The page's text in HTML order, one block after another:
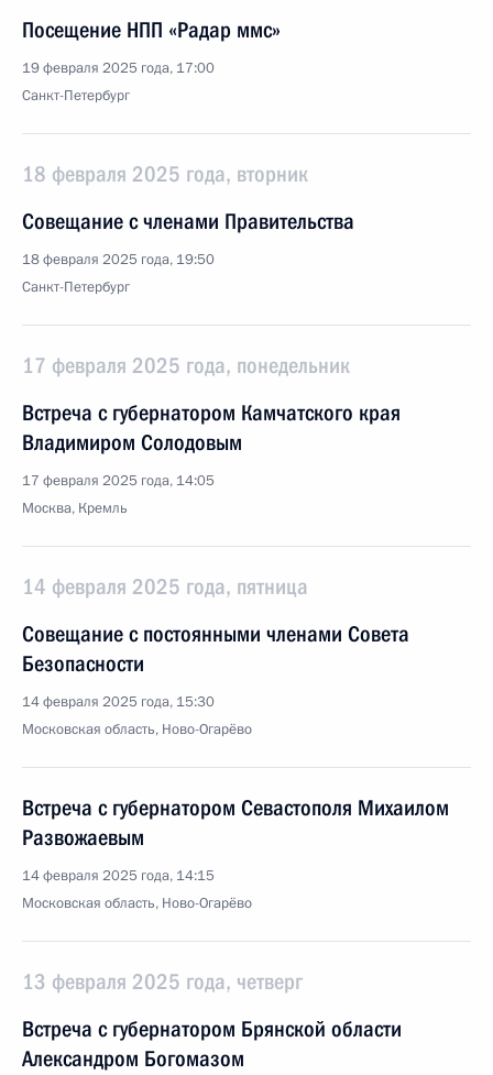
Посещение НПП «Радар ммс»
19 февраля 2025 года, 17:00
Санкт-Петербург
18 февраля 2025 года, вторник
Совещание с членами Правительства
18 февраля 2025 года, 19:50
Санкт-Петербург
17 февраля 2025 года, понедельник
Встреча с губернатором Камчатского края
Владимиром Солодовым
17 февраля 2025 года, 14:05
Москва, Кремль
14 февраля 2025 года, пятница
Совещание с постоянными членами Совета
Безопасности
14 февраля 2025 года, 15:30
Московская область, Ново-Огарёво
Встреча с губернатором Севастополя Михаилом
Развожаевым
14 февраля 2025 года, 14:15
Московская область, Ново-Огарёво
13 февраля 2025 года, четверг
Встреча с губернатором Брянской области
Александром Богомазом